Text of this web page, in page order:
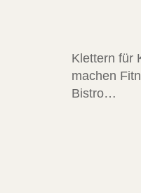
Klettern für
machen
Bistro…